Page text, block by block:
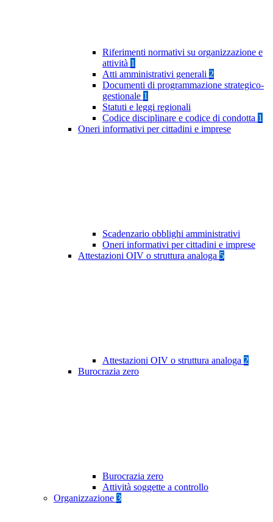
Riferimenti normativi su organizzazione e
attività 1
Atti amministrativi generali 2
Documenti di programmazione strategico-
gestionale 1
Statuti e leggi regionali
Codice disciplinare e codice di condotta 1
Oneri informativi per cittadini e imprese
Scadenzario obblighi amministrativi
Oneri informativi per cittadini e imprese
Attestazioni OIV o struttura analoga 5
Attestazioni OIV o struttura analoga 2
Burocrazia zero
Burocrazia zero
Attività soggette a controllo
Organizzazione 3